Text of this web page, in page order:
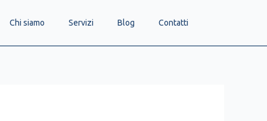
Chi siamo Servizi Blog Contatti